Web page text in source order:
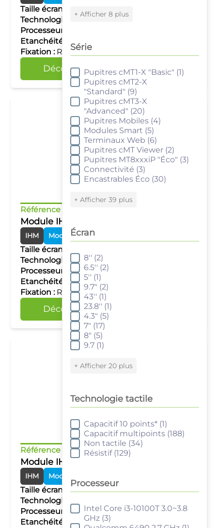
+ Afficher 8 plus
Série
SériePupitres cMT1-X "Basic" (1)
Pupitres cMT2-X
"Standard" (9)
Pupitres cMT3-X
"Advanced" (20)
Pupitres Mobiles (4)
Modules Smart (5)
Terminaux Web (6)
Pupitres cMT Viewer (2)
Pupitres MT8xxxiP "Éco" (3)
Connectivité (3)
Encastrables Éco (30)
+ Afficher 39 plus
Écran
Écran
8'' (2)
6.5'' (2)
5'' (1)
9.7" (2)
43'' (1)
23.8'' (1)
4.3" (5)
7" (17)
8" (5)
9.7 (1)
+ Afficher 20 plus
Technologie tactile
Technologie tactile
Capacitif 10 points* (1)
Capacitif multipoints (188)
Non tactile (34)
Résistif (129)
Processeur
Processeur
Intel Core i3-10100T 3.0~3.8
GHz (3)
Taille écran :
de 7" à 86"
Technologie tactile :–
Processeur :
Etanchéité :
IP20
Fixation : Rail DIN
Découvrir Comparer
Référence :
Module IHM Easy Access 2.0 intégré
IHM Modules Smart
Taille écran :
Technologie tactile :–
Processeur :
Single Core RISC
Etanchéité :
IP20
Fixation : Rail DIN
Découvrir
Référence : cMT-SVR-200
Module IHM Smart – WiFi
IHM Modules Smart
Taille écran :
–
Technologie tactile :
Processeur :
Single Core RISC
Etanchéité :
IP20